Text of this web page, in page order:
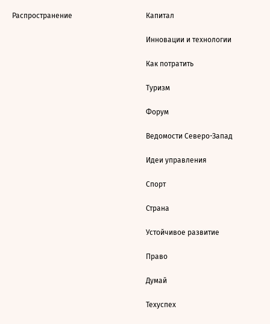
Распространение Капитал
Инновации и технологии
Как потратить
Туризм
Форум
Ведомости Северо-Запад
Идеи управления
Спорт
Страна
Устойчивое развитие
Право
Думай
Техуспех